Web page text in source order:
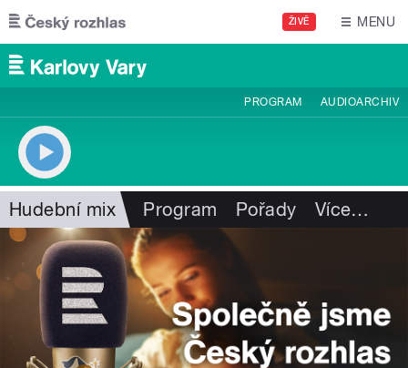
Přejít k hlavnímu obsahu
ŽIVĚ MENU
PROGRAM AUDIOARCHIV
Hudební mix Program Pořady Více…